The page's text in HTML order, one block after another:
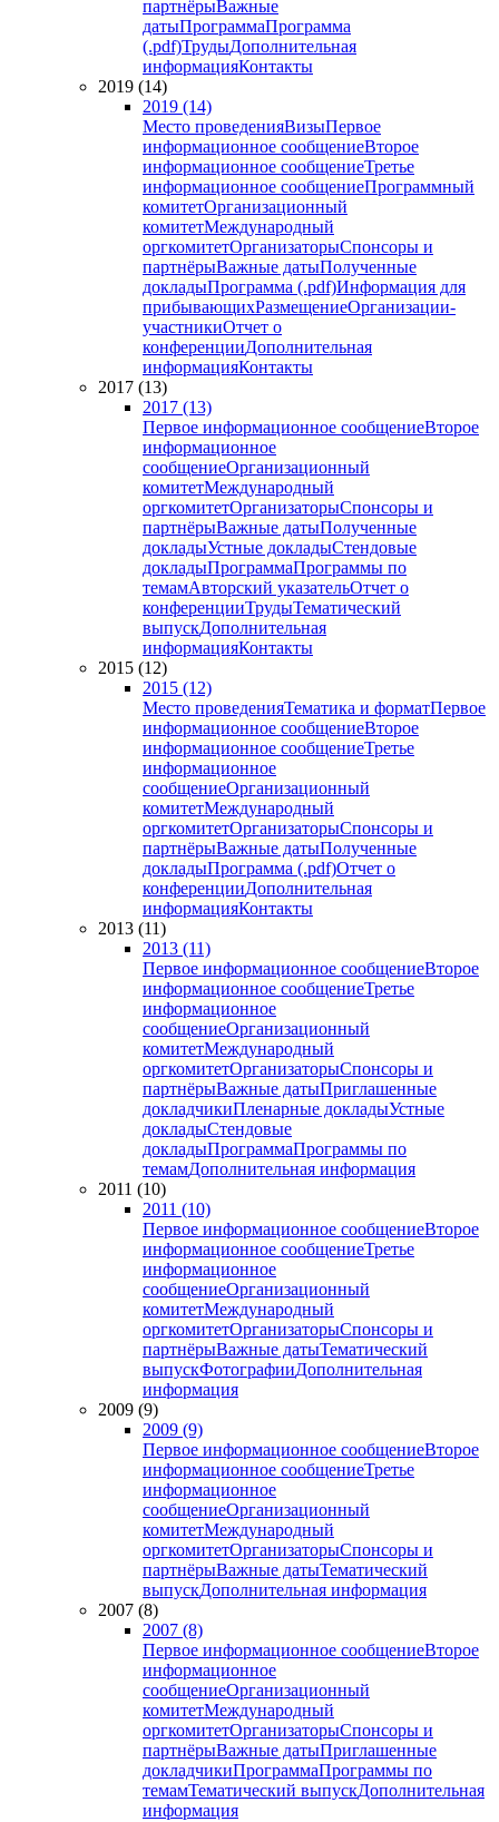
партнёрыВажные
датыПрограммаПрограмма
(.pdf)ТрудыДополнительная
информацияКонтакты
2019 (14)
2019 (14)
Место проведенияВизыПервое
информационное сообщениеВторое
информационное сообщениеТретье
информационное сообщениеПрограммный
комитетОрганизационный
комитетМеждународный
оргкомитетОрганизаторыСпонсоры и
партнёрыВажные датыПолученные
докладыПрограмма (.pdf)Информация для
прибывающихРазмещениеОрганизации-
участникиОтчет о
конференцииДополнительная
информацияКонтакты
2017 (13)
2017 (13)
Первое информационное сообщениеВторое
информационное
сообщениеОрганизационный
комитетМеждународный
оргкомитетОрганизаторыСпонсоры и
партнёрыВажные датыПолученные
докладыУстные докладыСтендовые
докладыПрограммаПрограммы по
темамАвторский указательОтчет о
конференцииТрудыТематический
выпускДополнительная
информацияКонтакты
2015 (12)
2015 (12)
Место проведенияТематика и форматПервое
информационное сообщениеВторое
информационное сообщениеТретье
информационное
сообщениеОрганизационный
комитетМеждународный
оргкомитетОрганизаторыСпонсоры и
партнёрыВажные датыПолученные
докладыПрограмма (.pdf)Отчет о
конференцииДополнительная
информацияКонтакты
2013 (11)
2013 (11)
Первое информационное сообщениеВторое
информационное сообщениеТретье
информационное
сообщениеОрганизационный
комитетМеждународный
оргкомитетОрганизаторыСпонсоры и
партнёрыВажные датыПриглашенные
докладчикиПленарные докладыУстные
докладыСтендовые
докладыПрограммаПрограммы по
темамДополнительная информация
2011 (10)
2011 (10)
Первое информационное сообщениеВторое
информационное сообщениеТретье
информационное
сообщениеОрганизационный
комитетМеждународный
оргкомитетОрганизаторыСпонсоры и
партнёрыВажные датыТематический
выпускФотографииДополнительная
информация
2009 (9)
2009 (9)
Первое информационное сообщениеВторое
информационное сообщениеТретье
информационное
сообщениеОрганизационный
комитетМеждународный
оргкомитетОрганизаторыСпонсоры и
партнёрыВажные датыТематический
выпускДополнительная информация
2007 (8)
2007 (8)
Первое информационное сообщениеВторое
информационное
сообщениеОрганизационный
комитетМеждународный
оргкомитетОрганизаторыСпонсоры и
партнёрыВажные датыПриглашенные
докладчикиПрограммаПрограммы по
темамТематический выпускДополнительная
информация